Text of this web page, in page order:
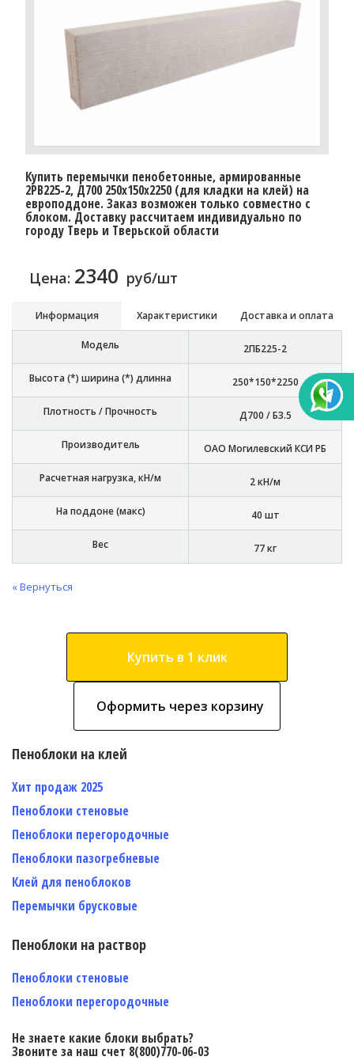
Купить перемычки пенобетонные, армированные
2PB225-2, Д700 250х150х2250 (для кладки на клей) на
европоддоне. Заказ возможен только совместно с
блоком. Доставку рассчитаем индивидуально по
городу Тверь и Тверьской области
Цена: 2340 руб/шт
Информация Характеристики Доставка и оплата
Модель 2ПБ225-2
Высота (*) ширина (*) длинна 250*150*2250
Плотность / Прочность Д700 / Б3.5
Производитель ОАО Могилевский КСИ РБ
Расчетная нагрузка, кН/м 2 кН/м
На поддоне (макс) 40 шт
Вес 77 кг
« Вернуться
Купить в 1 клик
Оформить через корзину
Пеноблоки на клей
Хит продаж 2025
Пеноблоки стеновые
Пеноблоки перегородочные
Пеноблоки пазогребневые
Клей для пеноблоков
Перемычки брусковые
Пеноблоки на раствор
Пеноблоки стеновые
Пеноблоки перегородочные
Не знаете какие блоки выбрать?
Звоните за наш счет 8(800)770-06-03